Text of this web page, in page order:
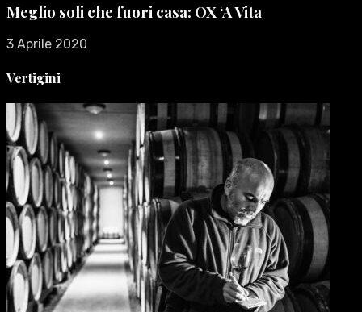
Meglio soli che fuori casa: OX ‘A Vita
3 Aprile 2020
Vertigini